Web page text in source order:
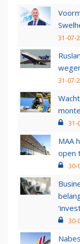
31-07-
31-07-
31-
MAA
open
30-
30-